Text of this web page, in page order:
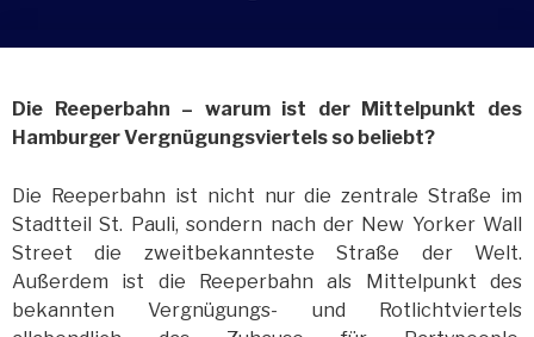
Die Reeperbahn – warum ist der Mittelpunkt des
Hamburger Vergnügungsviertels so beliebt?
Die Reeperbahn ist nicht nur die zentrale Straße im
Stadtteil St. Pauli, sondern nach der New Yorker Wall
Street die zweitbekannteste Straße der Welt.
Außerdem ist die Reeperbahn als Mittelpunkt des
bekannten Vergnügungs- und Rotlichtviertels